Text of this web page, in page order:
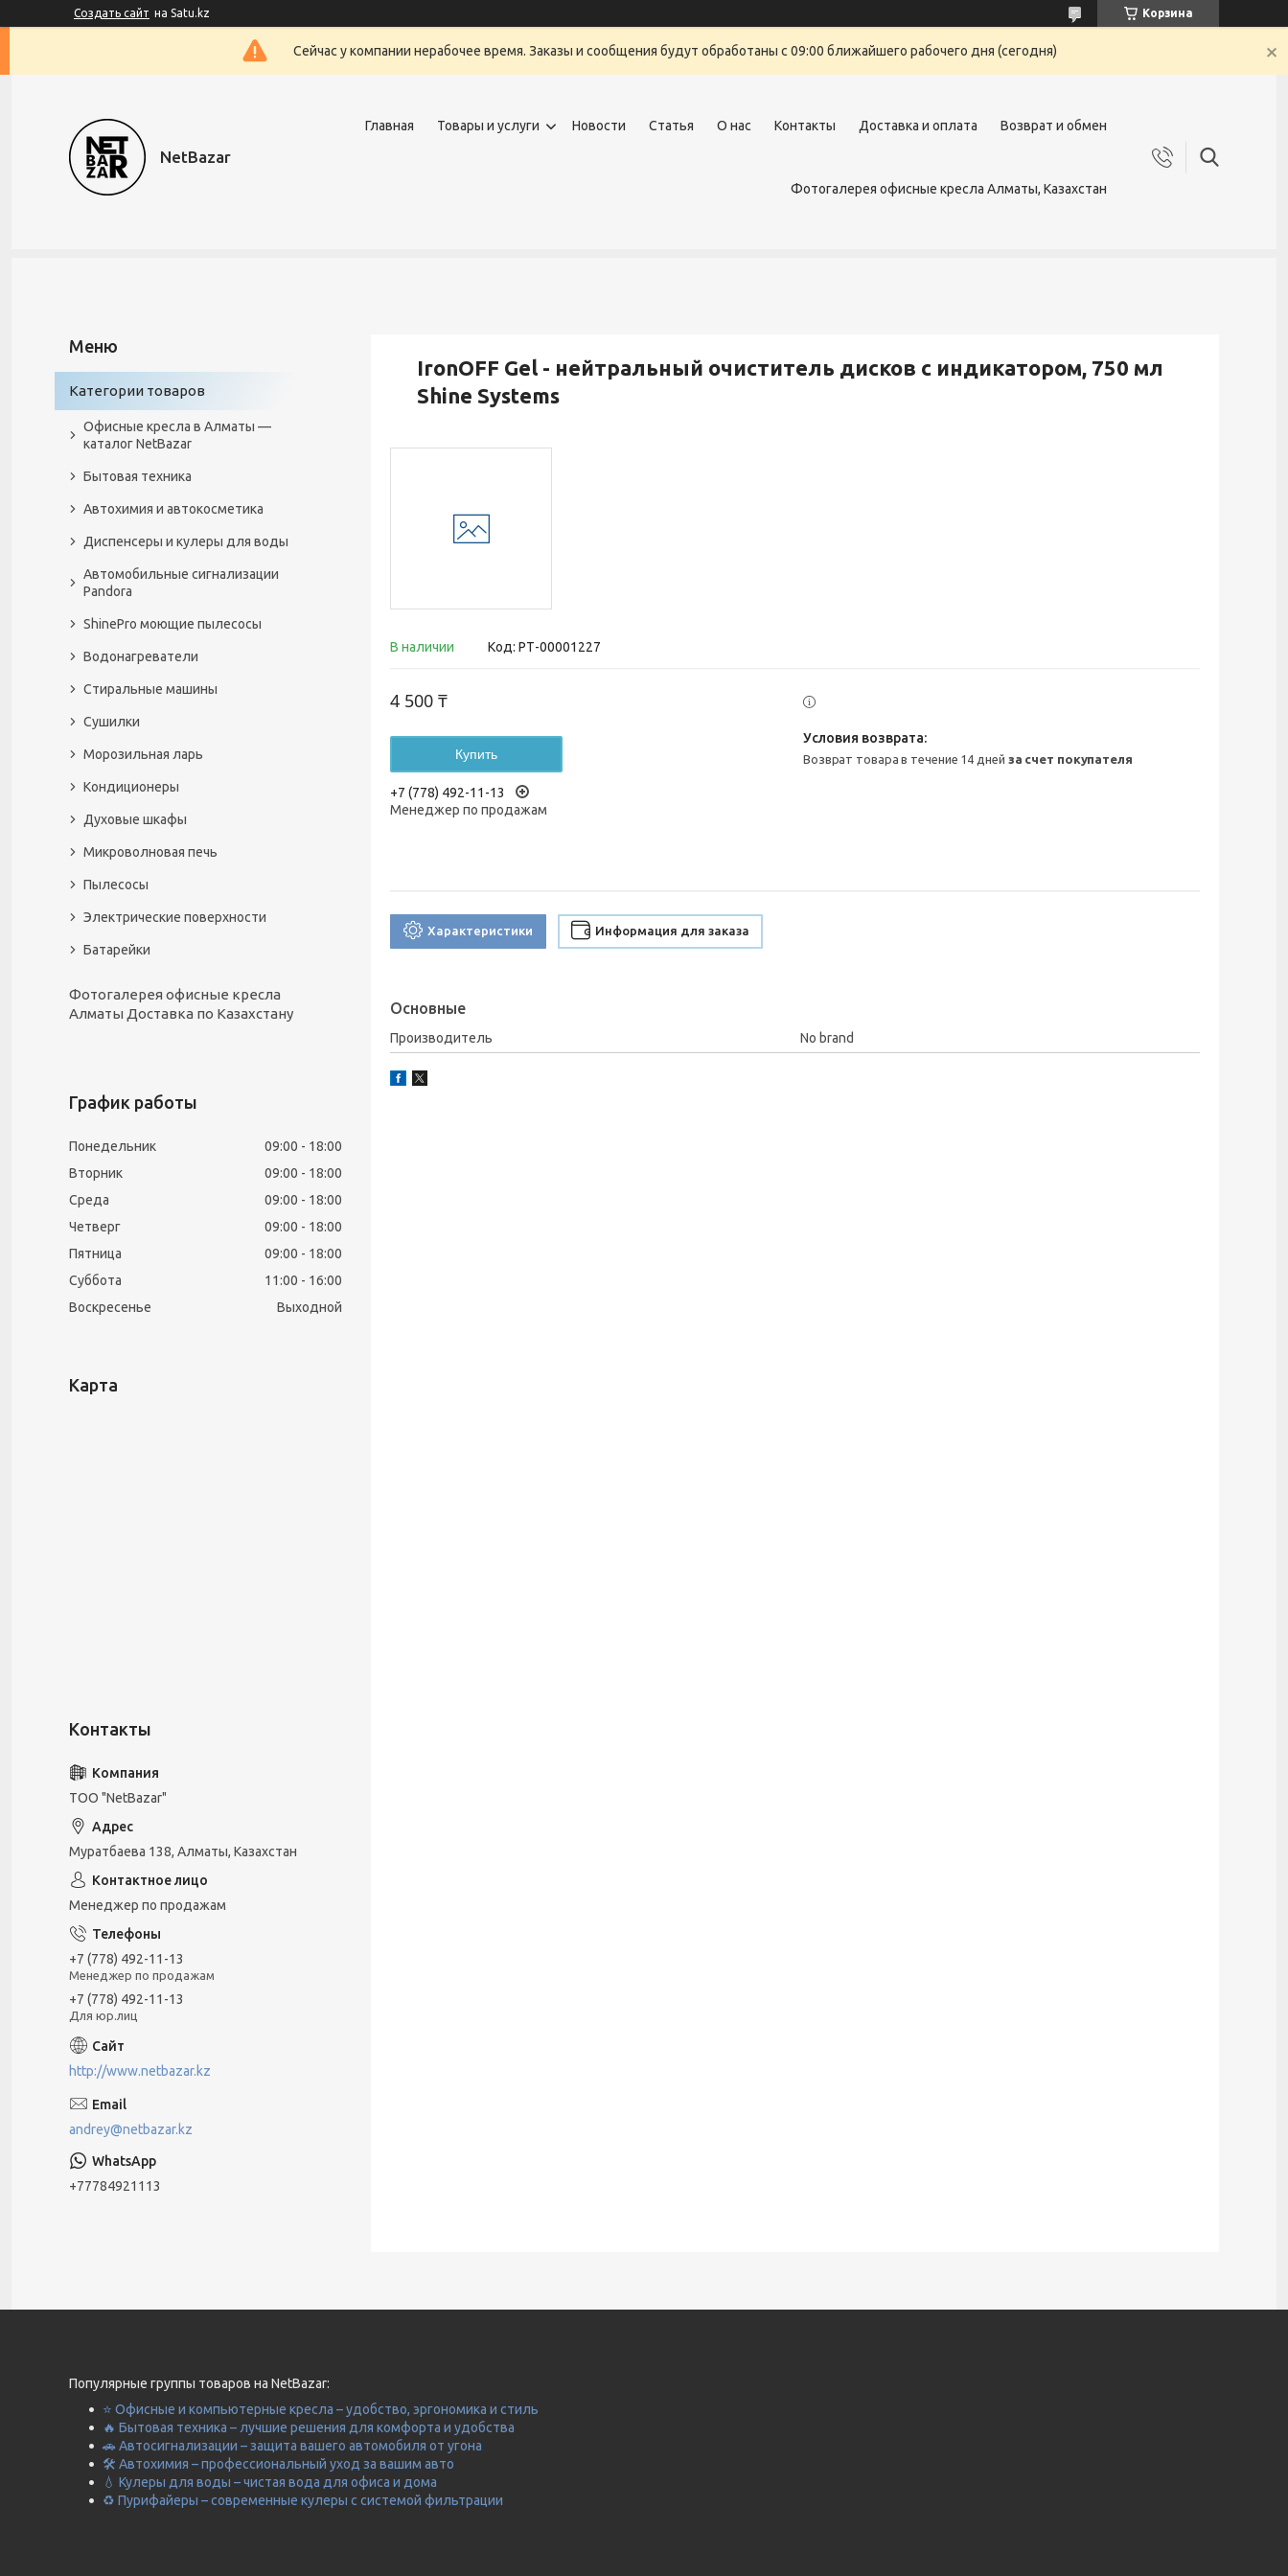
Создать сайт на Satu.kz Корзина
Сейчас у компании нерабочее время. Заказы и сообщения будут обработаны с 09:00 ближайшего рабочего дня (сегодня)
NetBazar
Главная Товары и услуги Новости Статья О нас Контакты Доставка и оплата Возврат и обмен
Фотогалерея офисные кресла Алматы, Казахстан
IronOFF Gel - нейтральный очиститель дисков с индикатором, 750 мл
Shine Systems
В наличии Код: РТ-00001227
4 500 ₸
Купить
+7 (778) 492-11-13
Менеджер по продажам
возврат товара в течение 14 дней за счет покупателя
Характеристики Информация для заказа
Основные
Производитель No brand
Категории товаров
Офисные кресла в Алматы —
каталог NetBazar
Бытовая техника
Автохимия и автокосметика
Диспенсеры и кулеры для воды
Автомобильные сигнализации
Pandora
ShinePro моющие пылесосы
Водонагреватели
Стиральные машины
Сушилки
Морозильная ларь
Кондиционеры
Духовые шкафы
Микроволновая печь
Пылесосы
Электрические поверхности
Батарейки
Фотогалерея офисные кресла
Алматы Доставка по Казахстану
График работы
Понедельник 09:00
18:00
Вторник
09:00
18:00
Среда
09:00
18:00
Четверг
09:00
18:00
Пятница
09:00
18:00
Суббота
11:00
16:00
Воскресенье
Выходной
Карта
ТОО "NetBazar"
Муратбаева 138, Алматы, Казахстан
Менеджер по продажам
+7 (778) 492-11-13
Менеджер по продажам
+7 (778) 492-11-13
Для юр.лиц
http://www.netbazar.kz
andrey@netbazar.kz
+77784921113
Популярные группы товаров на NetBazar:
⭐ Офисные и компьютерные кресла – удобство, эргономика и стиль
🔥 Бытовая техника – лучшие решения для комфорта и удобства
🚗 Автосигнализации – защита вашего автомобиля от угона
🛠️ Автохимия – профессиональный уход за вашим авто
💧 Кулеры для воды – чистая вода для офиса и дома
♻️ Пурифайеры – современные кулеры с системой фильтрации